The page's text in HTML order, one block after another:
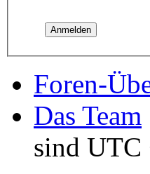
Foren-
Das Team
sind UTC